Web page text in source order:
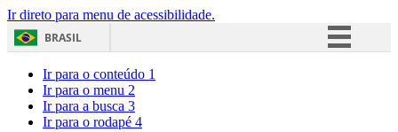
Ir direto para menu de acessibilidade.
BRASIL
Ir para o conteúdo 1
Ir para o menu 2
Ir para a busca 3
Ir para o rodapé 4